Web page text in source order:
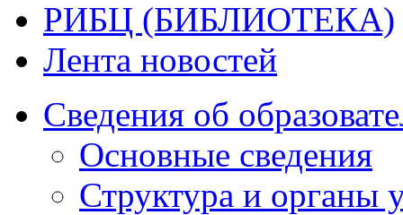
РИБЦ (БИБЛИОТЕКА)
Лента новостей
Сведения об
Основные сведения
Структура и органы